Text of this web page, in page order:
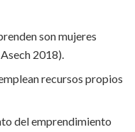
son mujeres
2018).
recursos propios
del emprendimiento